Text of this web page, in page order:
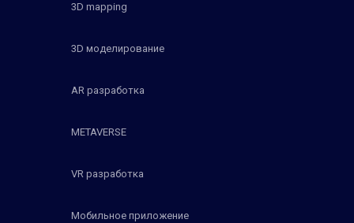
3D mapping
3D моделирование
AR разработка
METAVERSE
VR разработка
Мобильное приложение